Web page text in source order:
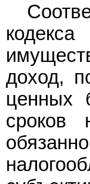
доход,
ценных
сроков